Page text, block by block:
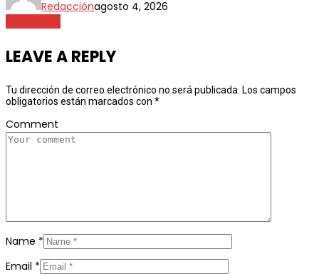
Redacciónagosto 4, 2026
LEAVE A REPLY
Tu dirección de correo electrónico no será publicada. Los campos
obligatorios están marcados con *
Comment
Name *
Email *